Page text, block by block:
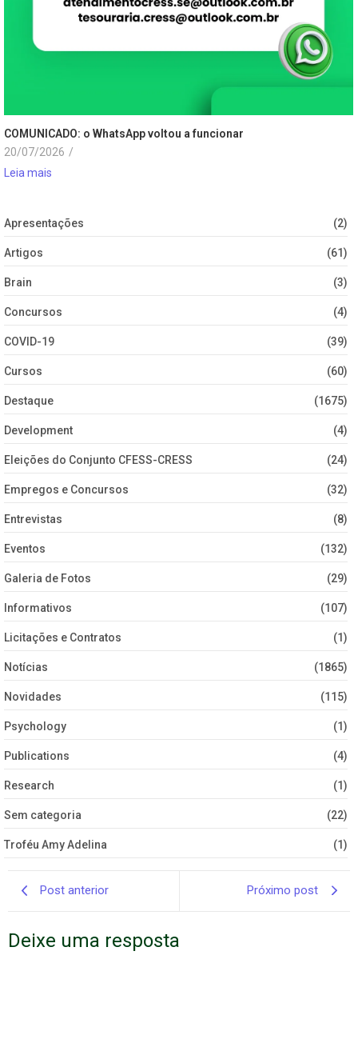
COMUNICADO: o WhatsApp voltou a funcionar
20/07/2026 /
Leia mais
Apresentações (2)
Artigos (61)
Brain (3)
Concursos (4)
COVID-19 (39)
Cursos (60)
Destaque (1675)
Development (4)
Eleições do Conjunto CFESS-CRESS (24)
Empregos e Concursos (32)
Entrevistas (8)
Eventos (132)
Galeria de Fotos (29)
Informativos (107)
Licitações e Contratos (1)
Notícias (1865)
Novidades (115)
Psychology (1)
Publications (4)
Research (1)
Sem categoria (22)
Troféu Amy Adelina (1)
Post anterior Próximo post
Deixe uma resposta